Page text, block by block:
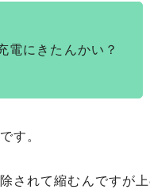
電にきたんかい？
す。
されて縮むんですが